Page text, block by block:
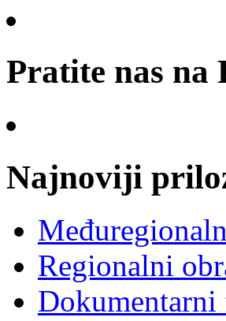
Pratite nas na
Najnoviji
Regionalni